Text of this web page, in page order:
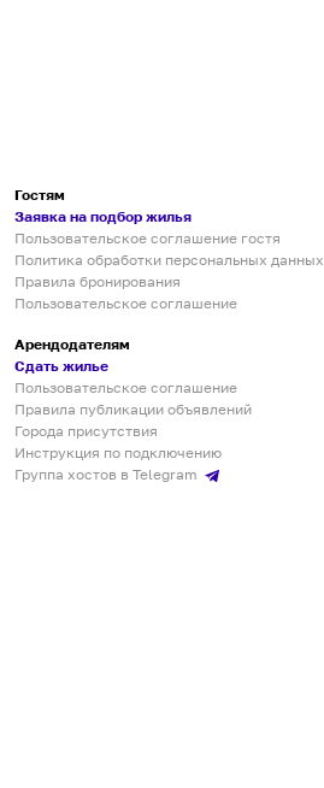
Гостям
Заявка на подбор жилья
Пользовательское соглашение гостя
Политика обработки персональных данных
Правила бронирования
Пользовательское соглашение
Арендодателям
Сдать жилье
Пользовательское соглашение
Правила публикации объявлений
Города присутствия
Инструкция по подключению
Группа хостов в Telegram